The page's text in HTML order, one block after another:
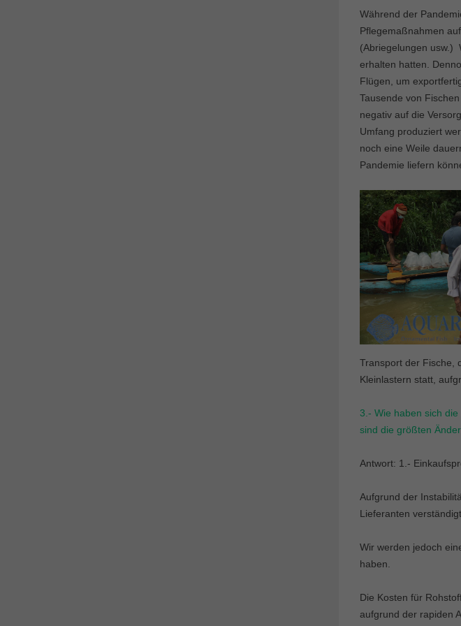
Während der
Pflegemaßnahmen
(Abriegelungen usw.)
erhalten hatten.
Flügen, um
Tausende von
negativ auf die
Umfang produziert
noch eine Weile
Pandemie liefern
Transport der Fische,
Kleinlastern statt,
3.- Wie haben sich
sind die größten
Antwort: 1.-
Aufgrund der
Lieferanten
Wir werden jedoch
haben.
Die Kosten für
aufgrund der rapiden